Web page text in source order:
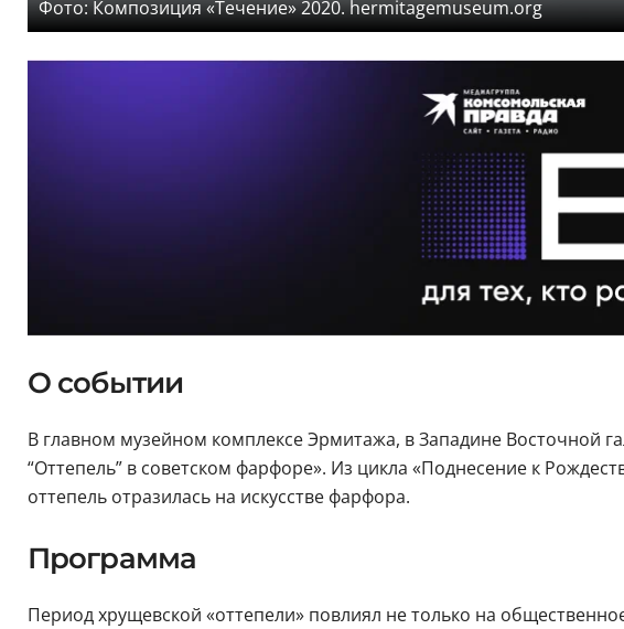
Фото: Композиция «Течение» 2020. hermitagemuseum.org
О событии
В главном музейном комплексе Эрмитажа, в Западине Восточной
“Оттепель” в советском фарфоре». Из цикла «Поднесение к
оттепель отразилась на искусстве фарфора.
Программа
Период хрущевской «оттепели» повлиял не только на